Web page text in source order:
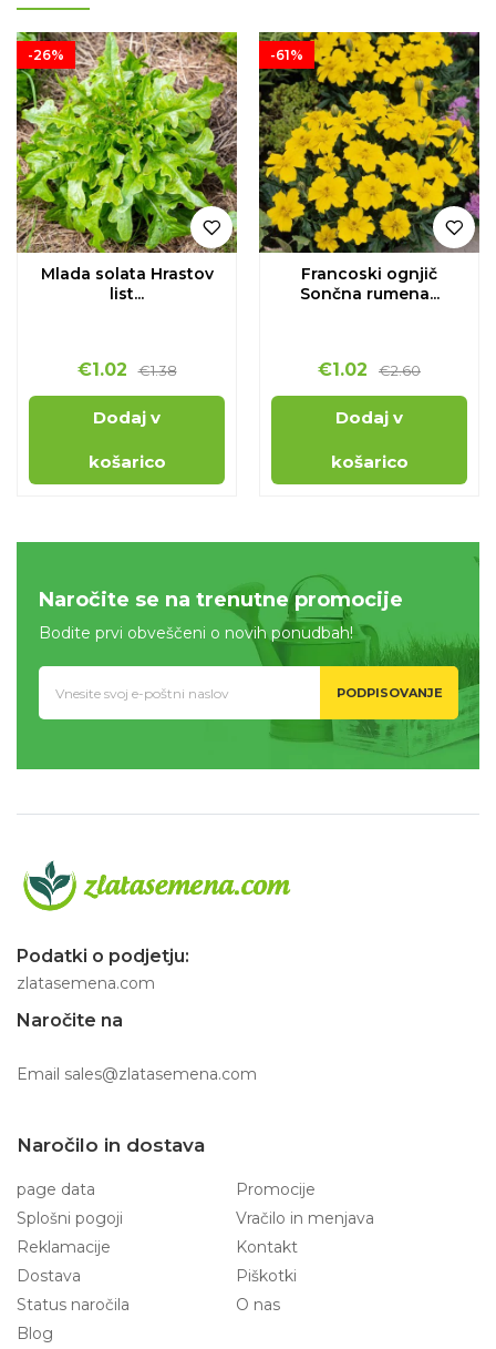
-26%
Mlada solata Hrastov
list...
€1.02 €1.38
Dodaj v
košarico
-61%
Francoski ognjič
Sončna rumena...
€1.02 €2.60
Dodaj v
košarico
Naročite se na trenutne promocije
Bodite prvi obveščeni o novih ponudbah!
PODPISOVANJE
Podatki o podjetju:
zlatasemena.com
Naročite na
Email sales@zlatasemena.com
Naročilo in dostava
page data
Promocije
Splošni pogoji
Vračilo in menjava
Reklamacije
Kontakt
Dostava
Piškotki
Status naročila
O nas
Blog